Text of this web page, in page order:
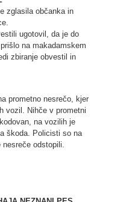
zglasila občanka in
ugotovil, da je do
na makadamskem
zbiranje obvestil in
prometno nesrečo, kjer
vozil. Nihče v prometni
na vozilih je
škoda. Policisti so na
odstopili.